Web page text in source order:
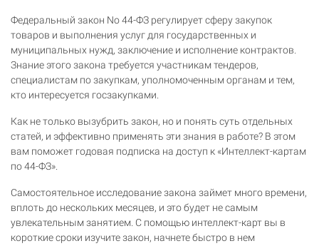
Федеральный закон No 44-ФЗ регулирует сферу закупок
товаров и выполнения услуг для государственных и
муниципальных нужд, заключение и исполнение контрактов.
Знание этого закона требуется участникам тендеров,
специалистам по закупкам, уполномоченным органам и тем,
кто интересуется госзакупками.
Как не только вызубрить закон, но и понять суть отдельных
статей, и эффективно применять эти знания в работе? В этом
вам поможет годовая подписка на доступ к «Интеллект-картам
по 44-ФЗ».
Самостоятельное исследование закона займет много времени,
вплоть до нескольких месяцев, и это будет не самым
увлекательным занятием. С помощью интеллект-карт вы в
короткие сроки изучите закон, начнете быстро в нем